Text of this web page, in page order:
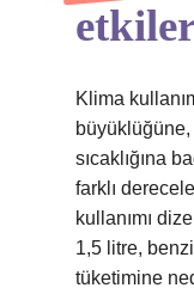
Klima
büyüklüğüne,
sıcaklığına
farklı
kullanımı
1,5 litre,
tüketimine